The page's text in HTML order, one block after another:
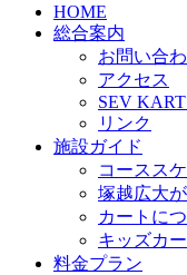
HOME
総合案内
お問い合
アクセス
SEV
リンク
施設ガイド
コースス
塚越広大
カートに
キッズカ
料金プラン